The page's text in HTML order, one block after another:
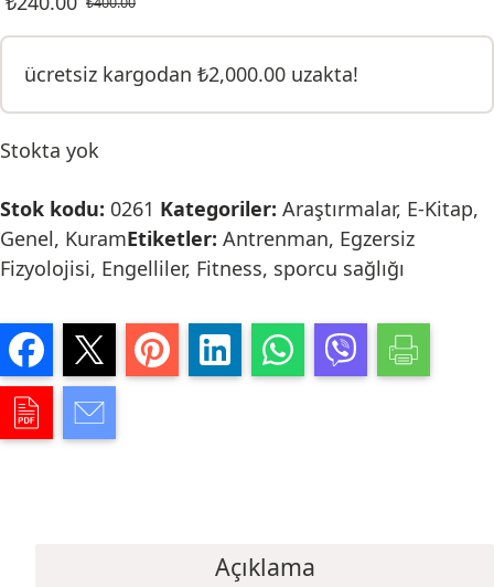
ücretsiz kargodan ₺2,000.00 uzakta!
Stokta yok
Stok kodu: 0261 Kategoriler: Araştırmalar, E-Kitap,
Genel, KuramEtiketler: Antrenman, Egzersiz
Fizyolojisi, Engelliler, Fitness, sporcu sağlığı
Açıklama